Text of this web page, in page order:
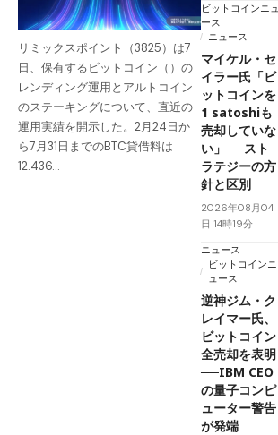
リミックスポイント（3825）は7
日、保有するビットコイン（）の
レンディング運用とアルトコイン
のステーキングについて、直近の
運用実績を開示した。2月24日か
ら7月31日までのBTC貸借料は
12.436…
ビットコインニュ
ース
ニュース
マイケル・セ
イラー氏「ビ
ットコインを
1 satoshiも
売却していな
い」──スト
ラテジーの方
針と区別
2026年08月04
日 14時19分
ニュース
ビットコインニ
ュース
逆神ジム・ク
レイマー氏、
ビットコイン
全売却を表明
──IBM CEO
の量子コンピ
ューター警告
が発端